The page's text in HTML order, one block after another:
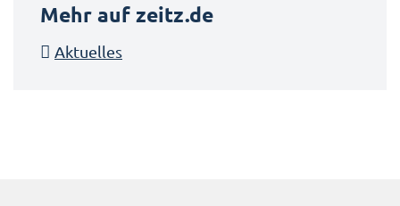
Mehr auf zeitz.de
Aktuelles